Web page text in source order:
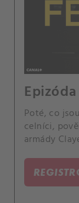
Poté, co
celníci,
armády